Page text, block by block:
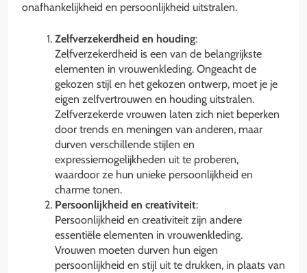
onafhankelijkheid en persoonlijkheid uitstralen.
Zelfverzekerdheid en houding:
Zelfverzekerdheid is een van de belangrijkste
elementen in vrouwenkleding. Ongeacht de
gekozen stijl en het gekozen ontwerp, moet je je
eigen zelfvertrouwen en houding uitstralen.
Zelfverzekerde vrouwen laten zich niet beperken
door trends en meningen van anderen, maar
durven verschillende stijlen en
expressiemogelijkheden uit te proberen,
waardoor ze hun unieke persoonlijkheid en
charme tonen.
Persoonlijkheid en creativiteit:
Persoonlijkheid en creativiteit zijn andere
essentiële elementen in vrouwenkleding.
Vrouwen moeten durven hun eigen
persoonlijkheid en stijl uit te drukken, in plaats van